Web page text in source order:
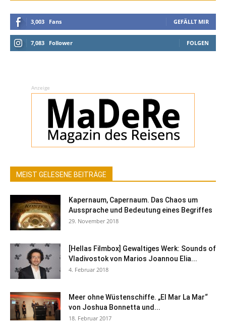
3,003 Fans GEFÄLLT MIR
7,083 Follower FOLGEN
Anzeige
MEIST GELESENE BEITRÄGE
Kapernaum, Capernaum. Das Chaos um
Aussprache und Bedeutung eines Begriffes
29. November 2018
[Hellas Filmbox] Gewaltiges Werk: Sounds of
Vladivostok von Marios Joannou Elia...
4. Februar 2018
Meer ohne Wüstenschiffe. „El Mar La Mar“
von Joshua Bonnetta und...
18. Februar 2017